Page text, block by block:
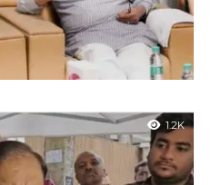
ಇರಲು ತೀರ್ಮಾನ
ಜಾರಿ ಕುರಿತಂತೆ ಗೃಹ ಸಚಿವರಾದ
ಸದಾಶಿವನಗರದ ಕಚೇರಿಯಲ್ಲಿ ಸಚಿವರು,
ಸಚಿವರಾದ ಕೆ.ಹೆಚ್.ಮುನಿಯಪ್ಪ,...
1.2K